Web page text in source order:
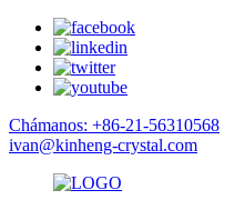
Chámanos: +86-21-56310568
ivan@kinheng-crystal.com